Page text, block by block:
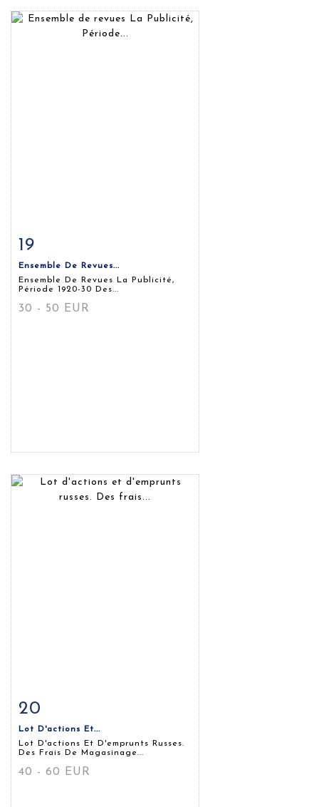
Fiche détaillée
19
Ensemble De Revues...
Ensemble De Revues La Publicité,
Période 1920-30 Des...
30 - 50 EUR
Fiche détaillée
20
Lot D'actions Et...
Lot D'actions Et D'emprunts Russes.
Des Frais De Magasinage...
40 - 60 EUR